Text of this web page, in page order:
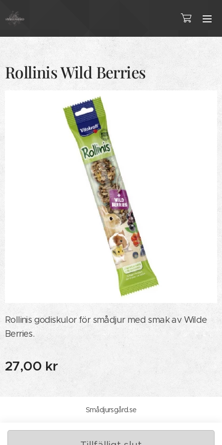
Rollinis Wild Berries
Rollinis godiskulor för smådjur med smak av Wilde
Berries.
27,00 kr
Smådjursgård.se